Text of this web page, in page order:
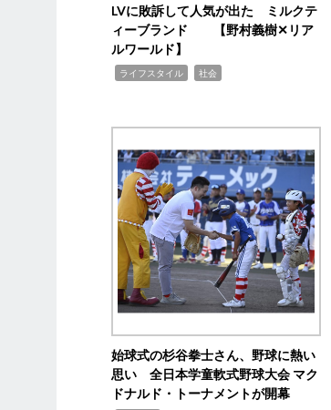
LVに敗訴して人気が出た ミルクテ
ィーブランド 【野村義樹✕リア
ルワールド】
ライフスタイル 社会
始球式の杉谷拳士さん、野球に熱い
思い 全日本学童軟式野球大会 マク
ドナルド・トーナメントが開幕